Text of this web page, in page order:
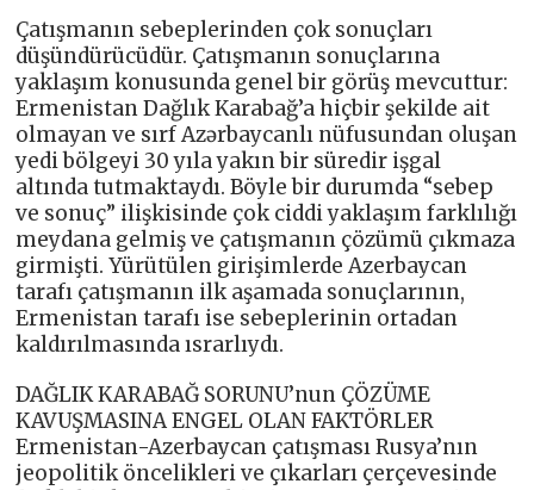
Çatışmanın sebeplerinden çok sonuçları
düşündürücüdür. Çatışmanın sonuçlarına
yaklaşım konusunda genel bir görüş mevcuttur:
Ermenistan Dağlık Karabağ’a hiçbir şekilde ait
olmayan ve sırf Azərbaycanlı nüfusundan oluşan
yedi bölgeyi 30 yıla yakın bir süredir işgal
altında tutmaktaydı. Böyle bir durumda “sebep
ve sonuç” ilişkisinde çok ciddi yaklaşım farklılığı
meydana gelmiş ve çatışmanın çözümü çıkmaza
girmişti. Yürütülen girişimlerde Azerbaycan
tarafı çatışmanın ilk aşamada sonuçlarının,
Ermenistan tarafı ise sebeplerinin ortadan
kaldırılmasında ısrarlıydı.
DAĞLIK KARABAĞ SORUNU’nun ÇÖZÜME
KAVUŞMASINA ENGEL OLAN FAKTÖRLER
Ermenistan-Azerbaycan çatışması Rusya’nın
jeopolitik öncelikleri ve çıkarları çerçevesinde